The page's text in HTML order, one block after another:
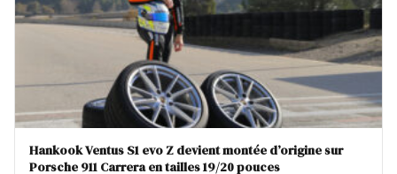
Hankook Ventus S1 evo Z devient montée d’origine sur
Porsche 911 Carrera en tailles 19/20 pouces